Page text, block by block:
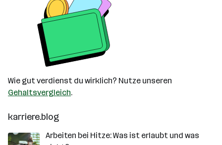
Wie gut verdienst du wirklich? Nutze unseren
Gehaltsvergleich.
karriere.blog
Arbeiten bei Hitze: Was ist erlaubt und was